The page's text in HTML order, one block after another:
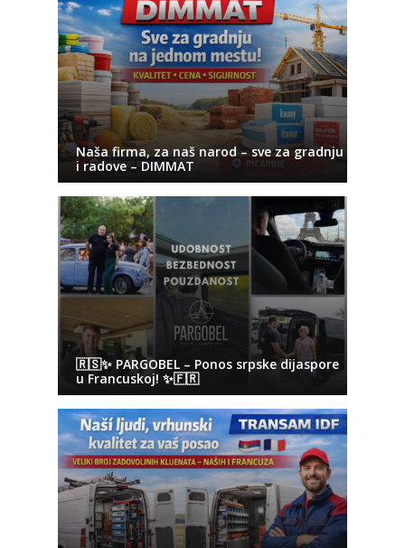
Naša firma, za naš narod – sve za gradnju
i radove – DIMMAT
🇷🇸✨ PARGOBEL – Ponos srpske dijaspore
u Francuskoj! ✨🇫🇷